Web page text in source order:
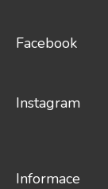
Facebook
Instagram
Informace